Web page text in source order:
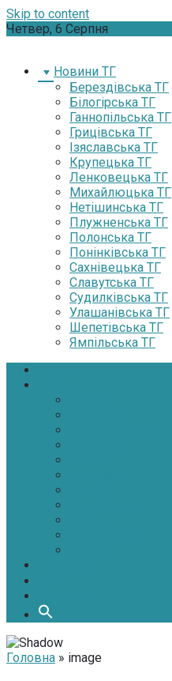
Skip to content
Четвер, 6 Серпня
Новини ТГ
Берездівська ТГ
Білогірська ТГ
Ганнопільська ТГ
Грицівська ТГ
Ізяславська ТГ
Крупецька ТГ
Ленковецька ТГ
Михайлюцька ТГ
Нетішинська ТГ
Плужненська ТГ
Полонська ТГ
Понінківська ТГ
Сахнівецька ТГ
Славутська ТГ
Судилківська ТГ
Улашанівська ТГ
Шепетівська ТГ
Ямпільська ТГ
Головна » image